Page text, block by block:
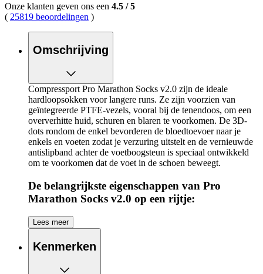
Onze klanten geven ons een 4.5 /5
( 25819 beoordelingen )
Omschrijving
Compressport Pro Marathon Socks v2.0 zijn de ideale
hardloopsokken voor langere runs. Ze zijn voorzien van
geïntegreerde PTFE-vezels, vooral bij de tenendoos, om een
oververhitte huid, schuren en blaren te voorkomen. De 3D-
dots rondom de enkel bevorderen de bloedtoevoer naar je
enkels en voeten zodat je verzuring uitstelt en de vernieuwde
antislipband achter de voetboogsteun is speciaal ontwikkeld
om te voorkomen dat de voet in de schoen beweegt.
De belangrijkste eigenschappen van Pro
Marathon Socks v2.0 op een rijtje:
Blaaspreventie op hoog niveau dankzij antibacteriële
PTFE-vezels die het risico op oververhitting, irritatie en
schuren verminderen
Antisliptechnologieën, waaronder een speciale band
Lees meer
Kenmerken